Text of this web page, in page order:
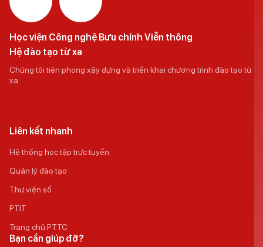
Học viện Công nghệ Bưu chính Viễn thông
Hệ đào tạo từ xa
Chúng tôi tiên phong xây dựng và triển khai chương trình đào tạo từ
xa.
Liên kết nhanh
Hệ thống học tập trực tuyến
Quản lý đào tạo
Thư viện số
PTIT
Trang chủ PTTC
Bạn cần giúp đỡ?